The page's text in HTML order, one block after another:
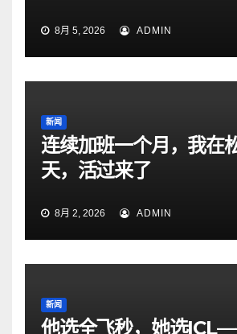
8月 5, 2026 ADMIN
新闻
连续加班一个月，我在
天，活过来了
8月 2, 2026 ADMIN
新闻
他选全飞秒，她选